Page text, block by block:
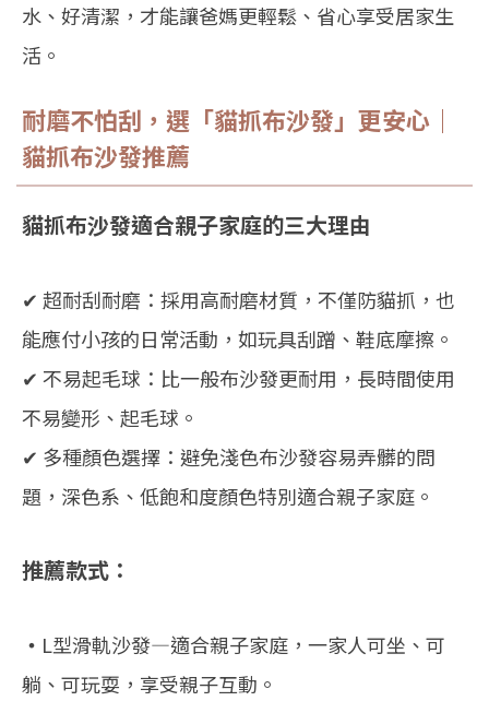
水、好清潔，才能讓爸媽更輕鬆、省心享受居家生
活。
耐磨不怕刮，選「貓抓布沙發」更安心｜
貓抓布沙發推薦
貓抓布沙發適合親子家庭的三大理由
✔ 超耐刮耐磨：採用高耐磨材質，不僅防貓抓，也
能應付小孩的日常活動，如玩具刮蹭、鞋底摩擦。
✔ 不易起毛球：比一般布沙發更耐用，長時間使用
不易變形、起毛球。
✔ 多種顏色選擇：避免淺色布沙發容易弄髒的問
題，深色系、低飽和度顏色特別適合親子家庭。
推薦款式：
‧ L型滑軌沙發—適合親子家庭，一家人可坐、可
躺、可玩耍，享受親子互動。